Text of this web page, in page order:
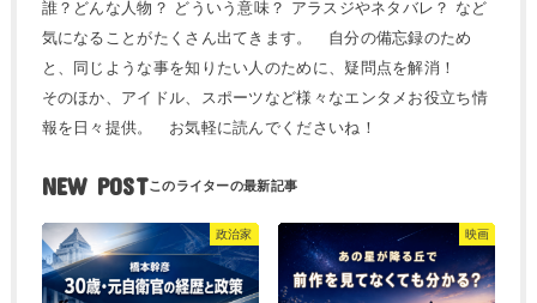
誰？どんな人物？ どういう意味？ アラスジやネタバレ？ など
気になることがたくさん出てきます。 自分の備忘録のため
と、同じような事を知りたい人のために、疑問点を解消！
そのほか、アイドル、スポーツなど様々なエンタメお役立ち情
報を日々提供。 お気軽に読んでくださいね！
NEW POST
政治家 映画